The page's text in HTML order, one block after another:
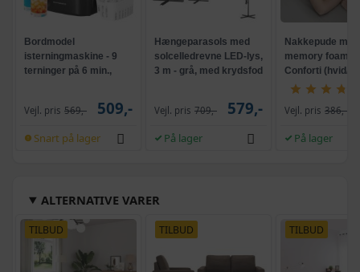
Bordmodel
isterningmaskine - 9
terninger på 6 min.,
Vejl. pris 569,- 509,-
Snart på lager
Hængeparasols med
solcelledrevne LED-lys,
3 m - grå, med krydsfod
Vejl. pris 709,- 579,-
På lager
Nakkepude med
memory foam -
Conforti (hvid/
Vejl. pris 386,-
På lager
ALTERNATIVE VARER
TILBUD TILBUD TILBUD